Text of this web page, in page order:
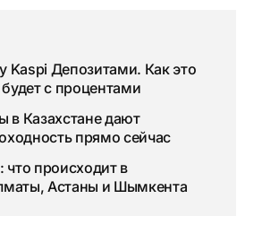
Kaspi Депозитами. Как это
с процентами
в Казахстане дают
прямо сейчас
происходит в
Астаны и Шымкента